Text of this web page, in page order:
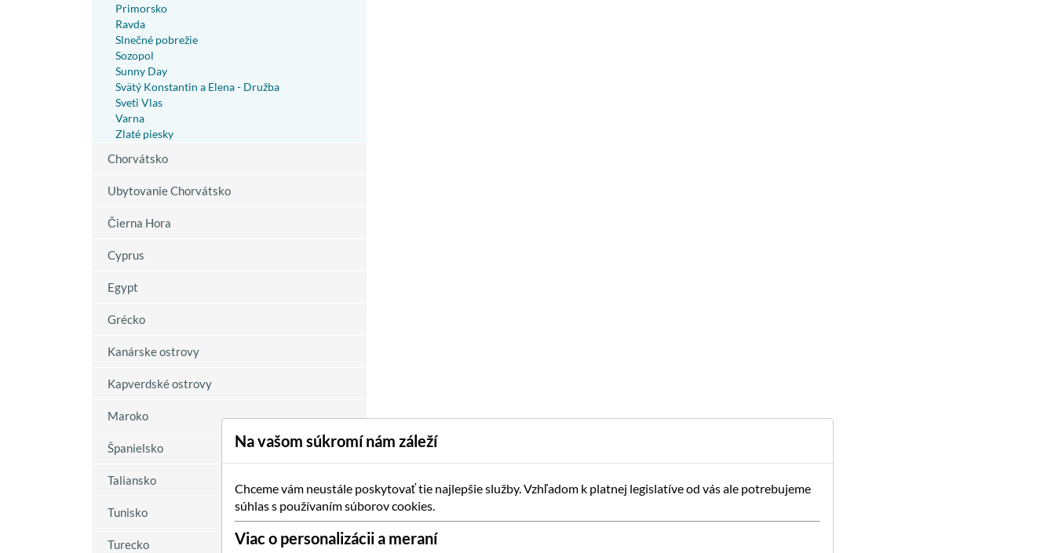
Primorsko
Ravda
Slnečné pobrežie
Sozopol
Sunny Day
Svätý Konstantin a Elena - Družba
Sveti Vlas
Varna
Zlaté piesky
Chorvátsko
Ubytovanie Chorvátsko
Čierna Hora
Cyprus
Egypt
Grécko
Kanárske ostrovy
Kapverdské ostrovy
Maroko
Španielsko
Taliansko
Tunisko
Turecko
Na vašom súkromí nám záleží
Chceme vám neustále poskytovať tie najlepšie služby. Vzhľadom k platnej legislatíve od vás ale potrebujeme
súhlas s používaním súborov cookies.
Viac o personalizácii a meraní